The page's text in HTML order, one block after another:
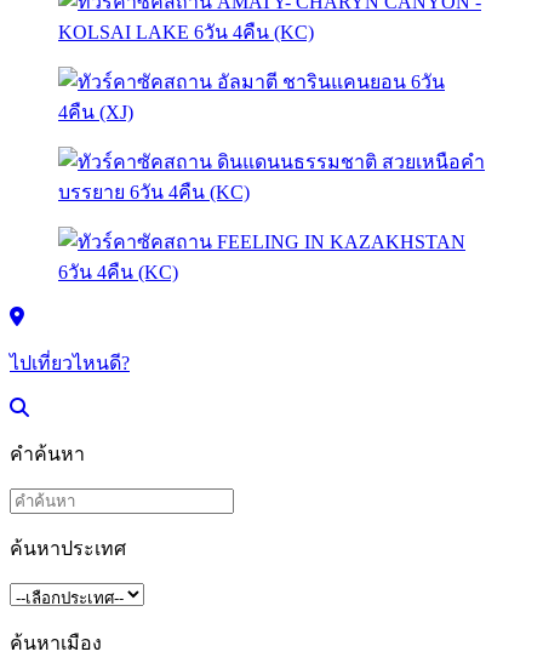
ไปเที่ยวไหนดี?
คำค้นหา
ค้นหาประเทศ
ค้นหาเมือง